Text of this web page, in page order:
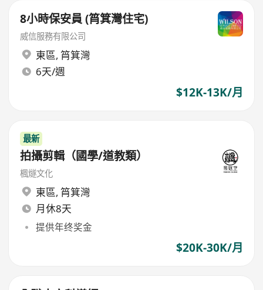
8小時保安員 (筲箕灣住宅)
威信服務有限公司
東區, 筲箕灣
6天/週
$12K-13K/月
最新
拍攝剪輯（國學/道教類）
楓燧文化
東區, 筲箕灣
月休8天
提供年终奖金
$20K-30K/月